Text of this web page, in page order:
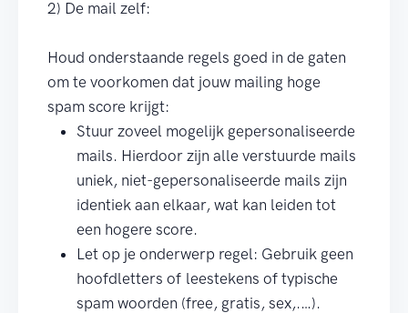
2) De mail zelf:
Houd onderstaande regels goed in de gaten
om te voorkomen dat jouw mailing hoge
spam score krijgt:
Stuur zoveel mogelijk gepersonaliseerde
mails. Hierdoor zijn alle verstuurde mails
uniek, niet-gepersonaliseerde mails zijn
identiek aan elkaar, wat kan leiden tot
een hogere score.
Let op je onderwerp regel: Gebruik geen
hoofdletters of leestekens of typische
spam woorden (free, gratis, sex,.…).